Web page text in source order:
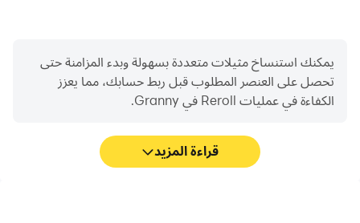
يمكنك استنساخ مثيلات متعددة بسهولة وبدء المزامنة حتى
تحصل على العنصر المطلوب قبل ربط حسابك، مما يعزز
الكفاءة في عمليات Reroll في Granny.
قراءة المزيد